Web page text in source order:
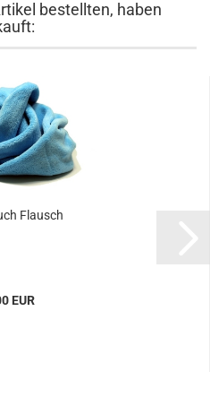
bestellten, haben
Flausch
EUR